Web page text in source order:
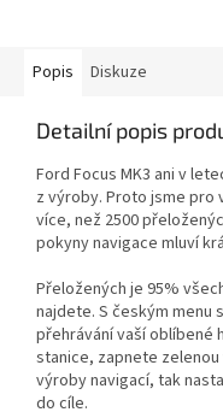
Popis Diskuze
Detailní popis
Ford Focus MK3 ani v
z výroby. Proto jsme pro
více, než 2500
pokyny navigace mluví
Přeložených je 95%
najdete. S českým menu
přehrávání vaší oblíbené
stanice, zapnete
výroby navigací, tak
do cíle.